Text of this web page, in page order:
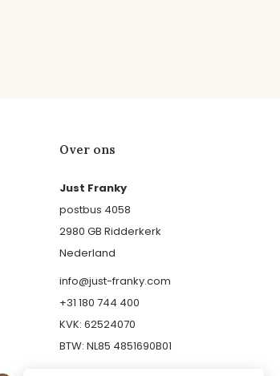
Over ons
Just Franky
postbus 4058
2980 GB Ridderkerk
Nederland
info@just-franky.com
+31 180 744 400
KVK: 62524070
BTW: NL85 4851690B01